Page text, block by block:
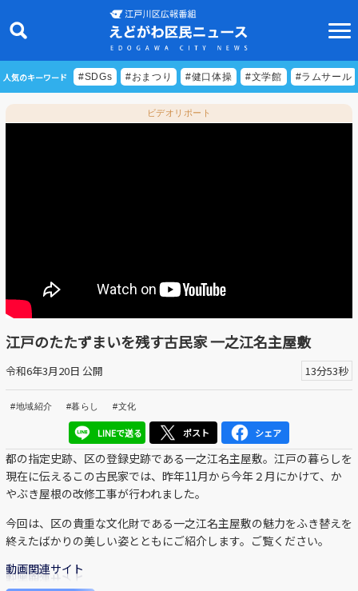
えどトピ
区議会だより
#えど推し
江戸川区でともに暮らそう / Living Together in Edogaw
a City
おうちで動画
Everyone's SDGs ～17のゴールを目指して～
ふるさと散歩
人気のキーワード #SDGs #おまつり #健口体操 #文学館 #ラムサール
ビデオリポート
江戸のたたずまいを残す古民家 一之江名主屋敷
令和6年3月20日 公開 13分53秒
#地域紹介 #暮らし #文化
LINEで送る ポスト シェア
都の指定史跡、区の登録史跡である一之江名主屋敷。江戸の暮らしを
現在に伝えるこの古民家では、昨年11月から今年２月にかけて、か
やぶき屋根の改修工事が行われました。
今回は、区の貴重な文化財である一之江名主屋敷の魅力をふき替えを
終えたばかりの美しい姿とともにご紹介します。ご覧ください。
動画関連サイト